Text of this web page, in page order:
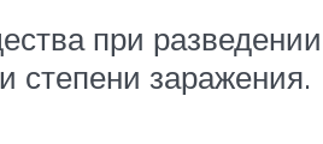
при
степени заражения.